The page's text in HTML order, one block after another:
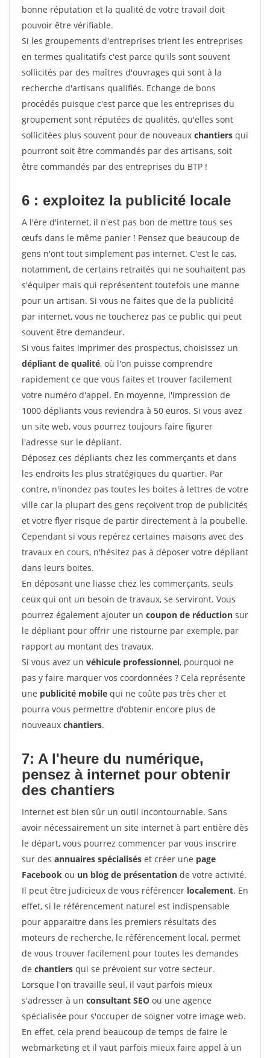
bonne réputation et la qualité de votre travail doit
pouvoir être vérifiable.
Si les groupements d'entreprises trient les entreprises
en termes qualitatifs c'est parce qu'ils sont souvent
sollicités par des maîtres d'ouvrages qui sont à la
recherche d'artisans qualifiés. Echange de bons
procédés puisque c'est parce que les entreprises du
groupement sont réputées de qualités, qu'elles sont
sollicitées plus souvent pour de nouveaux chantiers qui
pourront soit être commandés par des artisans, soit
être commandés par des entreprises du BTP !
6 : exploitez la publicité locale
A l'ère d'internet, il n'est pas bon de mettre tous ses
œufs dans le même panier ! Pensez que beaucoup de
gens n'ont tout simplement pas internet. C'est le cas,
notamment, de certains retraités qui ne souhaitent pas
s'équiper mais qui représentent toutefois une manne
pour un artisan. Si vous ne faites que de la publicité
par internet, vous ne toucherez pas ce public qui peut
souvent être demandeur.
Si vous faites imprimer des prospectus, choisissez un
dépliant de qualité, où l'on puisse comprendre
rapidement ce que vous faites et trouver facilement
votre numéro d'appel. En moyenne, l'impression de
1000 dépliants vous reviendra à 50 euros. Si vous avez
un site web, vous pourrez toujours faire figurer
l'adresse sur le dépliant.
Déposez ces dépliants chez les commerçants et dans
les endroits les plus stratégiques du quartier. Par
contre, n'inondez pas toutes les boites à lettres de votre
ville car la plupart des gens reçoivent trop de publicités
et votre flyer risque de partir directement à la poubelle.
Cependant si vous repérez certaines maisons avec des
travaux en cours, n'hésitez pas à déposer votre dépliant
dans leurs boites.
En déposant une liasse chez les commerçants, seuls
ceux qui ont un besoin de travaux, se serviront. Vous
pourrez également ajouter un coupon de réduction sur
le dépliant pour offrir une ristourne par exemple, par
rapport au montant des travaux.
Si vous avez un véhicule professionnel, pourquoi ne
pas y faire marquer vos coordonnées ? Cela représente
une publicité mobile qui ne coûte pas très cher et
pourra vous permettre d'obtenir encore plus de
nouveaux chantiers.
7: A l'heure du numérique,
pensez à internet pour obtenir
des chantiers
Internet est bien sûr un outil incontournable. Sans
avoir nécessairement un site internet à part entière dès
le départ, vous pourrez commencer par vous inscrire
sur des annuaires spécialisés et créer une page
Facebook ou un blog de présentation de votre activité.
Il peut être judicieux de vous référencer localement. En
effet, si le référencement naturel est indispensable
pour apparaitre dans les premiers résultats des
moteurs de recherche, le référencement local, permet
de vous trouver facilement pour toutes les demandes
de chantiers qui se prévoient sur votre secteur.
Lorsque l'on travaille seul, il vaut parfois mieux
s'adresser à un consultant SEO ou une agence
spécialisée pour s'occuper de soigner votre image web.
En effet, cela prend beaucoup de temps de faire le
webmarketing et il vaut parfois mieux faire appel à un